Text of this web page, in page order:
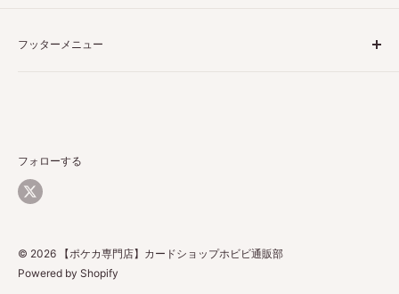
フッターメニュー
返品・返金について
配送について
お問い合わせ
フォローする
© 2026 【ポケカ専門店】カードショップホビビ通販部
Powered by Shopify